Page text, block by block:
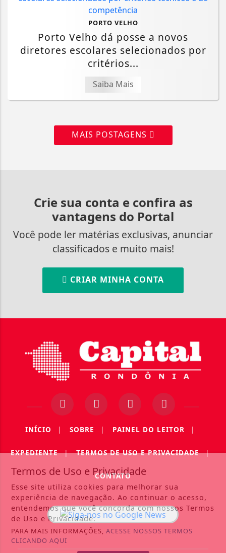
PORTO VELHO
Porto Velho dá posse a novos
diretores escolares selecionados por
critérios...
Saiba Mais
MAIS POSTAGENS
Crie sua conta e confira as
vantagens do Portal
Você pode ler matérias exclusivas, anunciar
classificados e muito mais!
CRIAR MINHA CONTA
INÍCIO | SOBRE | PAINEL DO LEITOR |
EXPEDIENTE | TERMOS DE USO E PRIVACIDADE |
CONTATO
Termos de Uso e Privacidade
Esse site utiliza cookies para melhorar sua
experiência de navegação. Ao continuar o acesso,
entendemos que você concorda com nossos Termos
de Uso e Privacidade.
PARA MAIS INFORMAÇÕES,ACESSE NOSSOS TERMOS
CLICANDO AQUI